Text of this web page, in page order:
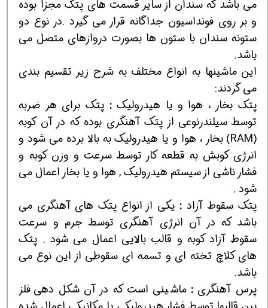
مي باشد كه سندان از ساير قسمت هاي پتك مجزا بوده
و بر روي فونداسيون جداگانه قرار مي گيرد .در نوع دو
ستونه سندان با ستون ها بصورت دروازهاي متصل مي
باشد.
اين ماشينها به انواع مختلف به شرح زير تقسيم بندي
مي گردند:
پتك بخار ، هوا و يا هيدروليك: پتك براي هر ضربه
توسط سيلندرنوعي از پتك آهنگري بوده كه در آن كوبه
(RAM) بخار ، هوا و يا هيدروليك به بالا برده مي شود و
انرژي كوبش به قطعه كار توسط سرعت و وزن كوبه و
فشار ناشي از سيستم هيدروليك , هوا و يا بخار اعمال مي
شود .
پتك سقوط آزاد : يكي از انواع پتك هاي آهنگري مي
باشد كه در آن انرژي آهنگري توسط جرم و سرعت
سقوط آزاد كوبه و قالب بالايي اعمال مي شود . پتك
هاي كلاچ تخته اي و تسمه اي سقوطي از اين نوع مي
باشد.
پرس آهنگري :ماشيني است كه در آن شكل دهي فلز